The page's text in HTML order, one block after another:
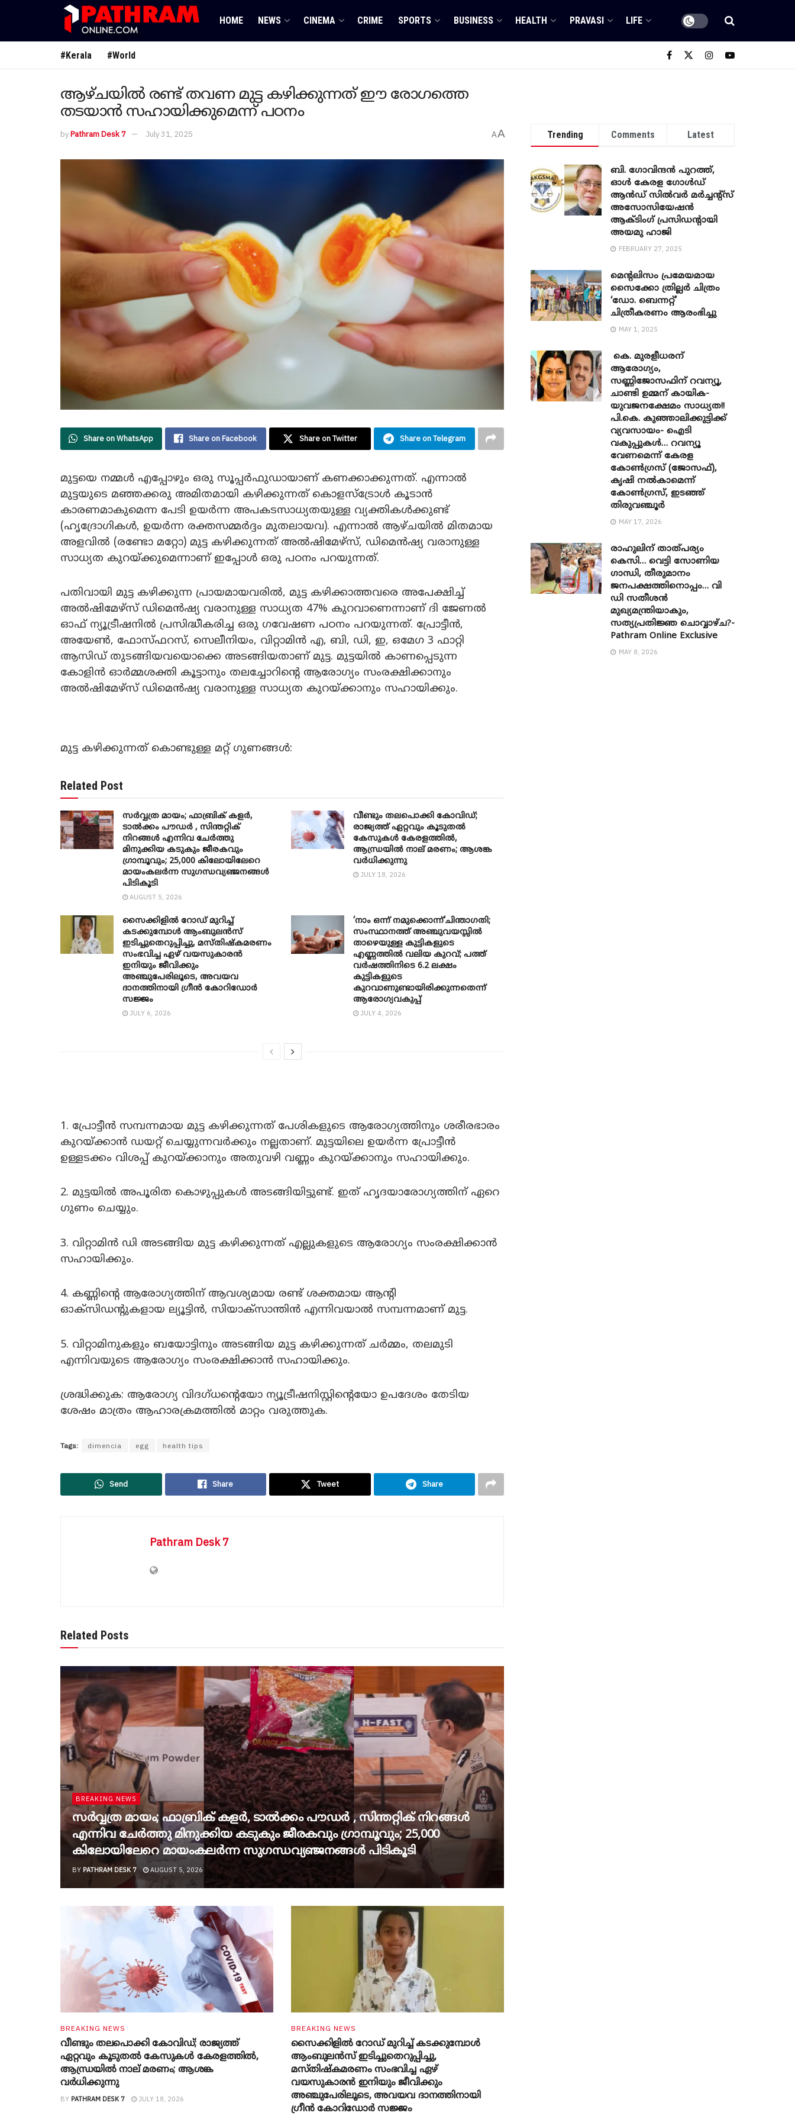
HOME NEWS CINEMA CRIME SPORTS BUSINESS HEALTH PRAVASI LIFE
#Kerala #World
ആഴ്ചയിൽ രണ്ട് തവണ മുട്ട കഴിക്കുന്നത് ഈ രോഗത്തെ
തടയാന്‍ സഹായിക്കുമെന്ന് പഠനം
byPathram Desk 7 July 31, 2025 AA
Share on WhatsApp Share on Facebook Share on Twitter Share on Telegram
മുട്ടയെ നമ്മള്‍ എപ്പോഴും ഒരു സൂപ്പർഫുഡായാണ് കണക്കാക്കുന്നത്. എന്നാൽ
മുട്ടയുടെ മഞ്ഞക്കരു അമിതമായി കഴിക്കുന്നത് കൊളസ്ട്രോൾ കൂടാന്‍
കാരണമാകുമെന്ന പേടി ഉയർന്ന അപകടസാധ്യതയുള്ള വ്യക്തികള്‍ക്കുണ്ട്
(ഹൃദ്രോഗികൾ, ഉയർന്ന രക്തസമ്മർദ്ദം മുതലായവ). എന്നാല്‍ ആഴ്ചയിൽ മിതമായ
അളവിൽ (രണ്ടോ മറ്റോ) മുട്ട കഴിക്കുന്നത് അൽഷിമേഴ്‌സ്, ഡിമെൻഷ്യ വരാനുള്ള
സാധ്യത കുറയ്ക്കുമെന്നാണ് ഇപ്പോൾ ഒരു പഠനം പറയുന്നത്.
പതിവായി മുട്ട കഴിക്കുന്ന പ്രായമായവരിൽ, മുട്ട കഴിക്കാത്തവരെ അപേക്ഷിച്ച്
അൽഷിമേഴ്‌സ് ഡിമെൻഷ്യ വരാനുള്ള സാധ്യത 47% കുറവാണെന്നാണ് ദി ജേണൽ
ഓഫ് ന്യൂട്രീഷനിൽ പ്രസിദ്ധീകരിച്ച ഒരു ഗവേഷണ പഠനം പറയുന്നത്. പ്രോട്ടീന്‍,
അയേണ്‍, ഫോസ്ഫറസ്, സെലീനിയം, വിറ്റാമിന്‍ എ, ബി, ഡി, ഇ, ഒമേഗ 3 ഫാറ്റി
ആസിഡ് തുടങ്ങിയവയൊക്കെ അടങ്ങിയതാണ് മുട്ട. മുട്ടയിൽ കാണപ്പെടുന്ന
കോളിൻ ഓര്‍മ്മശക്തി കൂട്ടാനും തലച്ചോറിന്‍റെ ആരോഗ്യം സംരക്ഷിക്കാനും
അൽഷിമേഴ്‌സ് ഡിമെൻഷ്യ വരാനുള്ള സാധ്യത കുറയ്ക്കാനും സഹായിക്കും.
മുട്ട കഴിക്കുന്നത് കൊണ്ടുള്ള മറ്റ് ഗുണങ്ങള്‍:
Related Post
സർവ്വത്ര മായം; ഫാബ്രിക് കളർ,
ടാൽക്കം പൗഡർ , സിന്തറ്റിക്
നിറങ്ങൾ എന്നിവ ചേർത്തു
മിനുക്കിയ കടുകും ജീരകവും ​
ഗ്രാമ്പൂവും; 25,000 കിലോയിലേറെ
മായംകലർന്ന സുഗന്ധവ്യഞ്ജനങ്ങൾ
പിടികൂടി
AUGUST 5, 2026
വീണ്ടും തലപൊക്കി കോവിഡ്;
രാജ്യത്ത് ഏറ്റവും കൂടുതൽ
കേസുകൾ കേരളത്തിൽ,
ആന്ധ്രയിൽ നാല് മരണം; ആശങ്ക
വർധിക്കുന്നു
JULY 18, 2026
സൈക്കിളിൽ റോഡ് മുറിച്ച്
കടക്കുമ്പോൾ ആംബുലൻസ്
ഇടിച്ചുതെറുപ്പിച്ചു, മസ്തിഷ്കമരണം
സംഭവിച്ച ഏഴ് വയസുകാരൻ
ഇനിയും ജീവിക്കും
അഞ്ചുപേരിലൂടെ, അവയവ
ദാനത്തിനായി ഗ്രീൻ കോറിഡോർ
സജ്ജം
JULY 6, 2026
‘നാം ഒന്ന് നമുക്കൊന്ന്‘ചിന്താ​ഗതി;
സംസ്ഥാനത്ത് അഞ്ചുവയസ്സിൽ
താഴെയുള്ള കുട്ടികളുടെ
എണ്ണത്തിൽ വലിയ കുറവ്; പത്ത്
വർഷത്തിനിടെ 6.2 ലക്ഷം
കുട്ടികളുടെ
കുറവാണുണ്ടായിരിക്കുന്നതെന്ന്
ആരോ​ഗ്യവകുപ്പ്
JULY 4, 2026
1. പ്രോട്ടീന്‍ സമ്പന്നമായ മുട്ട കഴിക്കുന്നത് പേശികളുടെ ആരോഗ്യത്തിനും ശരീരഭാരം
കുറയ്ക്കാന്‍ ഡയറ്റ് ചെയ്യുന്നവര്‍ക്കും നല്ലതാണ്. മുട്ടയിലെ ഉയർന്ന പ്രോട്ടീൻ
ഉള്ളടക്കം വിശപ്പ് കുറയ്ക്കാനും അതുവഴി വണ്ണം കുറയ്ക്കാനും സഹായിക്കും.
2. മുട്ടയിൽ അപൂരിത കൊഴുപ്പുകൾ അടങ്ങിയിട്ടുണ്ട്. ഇത് ഹൃദയാരോഗ്യത്തിന് ഏറെ
ഗുണം ചെയ്യും.
3. വിറ്റാമിന്‍ ഡി അടങ്ങിയ മുട്ട കഴിക്കുന്നത് എല്ലുകളുടെ ആരോഗ്യം സംരക്ഷിക്കാന്‍
സഹായിക്കും.
4. കണ്ണിന്‍റെ ആരോഗ്യത്തിന് ആവശ്യമായ രണ്ട് ശക്തമായ ആന്‍റി
ഓക്സിഡന്‍റുകളായ ല്യൂട്ടിൻ, സിയാക്സാന്തിൻ എന്നിവയാൽ സമ്പന്നമാണ് മുട്ട.
5. വിറ്റാമിനുകളും ബയോട്ടിനും അടങ്ങിയ മുട്ട കഴിക്കുന്നത് ചർമ്മം, തലമുടി
എന്നിവയുടെ ആരോഗ്യം സംരക്ഷിക്കാന്‍ സഹായിക്കും.
ശ്രദ്ധിക്കുക: ആരോഗ്യ വിദഗ്ധന്റെയോ ന്യൂട്രീഷനിസ്റ്റിന്റെയോ ഉപദേശം തേടിയ
ശേഷം മാത്രം ആഹാരക്രമത്തില്‍ മാറ്റം വരുത്തുക.
Tags: dimencia egg health tips
Send Share Tweet Share
Pathram Desk 7
Related Posts
BREAKING NEWS
സർവ്വത്ര മായം; ഫാബ്രിക് കളർ, ടാൽക്കം പൗഡർ , സിന്തറ്റിക് നിറങ്ങൾ
എന്നിവ ചേർത്തു മിനുക്കിയ കടുകും ജീരകവും ​ഗ്രാമ്പൂവും; 25,000
കിലോയിലേറെ മായംകലർന്ന സുഗന്ധവ്യഞ്ജനങ്ങൾ പിടികൂടി
BY PATHRAM DESK 7 AUGUST 5, 2026
BREAKING NEWS
വീണ്ടും തലപൊക്കി കോവിഡ്; രാജ്യത്ത്
ഏറ്റവും കൂടുതൽ കേസുകൾ കേരളത്തിൽ,
ആന്ധ്രയിൽ നാല് മരണം; ആശങ്ക
വർധിക്കുന്നു
BY PATHRAM DESK 7 JULY 18, 2026
BREAKING NEWS
സൈക്കിളിൽ റോഡ് മുറിച്ച് കടക്കുമ്പോൾ
ആംബുലൻസ് ഇടിച്ചുതെറുപ്പിച്ചു,
മസ്തിഷ്കമരണം സംഭവിച്ച ഏഴ്
വയസുകാരൻ ഇനിയും ജീവിക്കും
അഞ്ചുപേരിലൂടെ, അവയവ ദാനത്തിനായി
ഗ്രീൻ കോറിഡോർ സജ്ജം
Trending Comments Latest
ബി. ​ഗോവിന്ദൻ പുറത്ത്,
ഓൾ കേരള ഗോൾഡ്
ആൻഡ് സിൽവർ മർച്ചന്റ്സ്
അസോസിയേഷൻ
ആക്ടിംഗ് പ്രസിഡന്റായി
അയമു ഹാജി
FEBRUARY 27, 2025
മെന്‍റലിസം പ്രമേയമായ
സൈക്കോ ത്രില്ലർ ചിത്രം
‘ഡോ. ബെന്നറ്റ്’
ചിത്രീകരണം ആരംഭിച്ചു
MAY 1, 2025
കെ. മുരളീധരന്
ആരോഗ്യം,
സണ്ണിജോസഫിന് റവന്യൂ,
ചാണ്ടി ഉമ്മന് കായിക-
യുവജനക്ഷേമം സാധ്യത!!
പി.കെ. കുഞ്ഞാലിക്കുട്ടിക്ക്
വ്യവസായം- ഐടി
വകുപ്പുകൾ… റവന്യൂ
വേണമെന്ന് കേരള
കോൺഗ്രസ് (ജോസഫ്),
കൃഷി നൽകാമെന്ന്
കോൺഗ്രസ്, ഇടഞ്ഞ്
തിരുവഞ്ചൂർ
MAY 17, 2026
രാഹുലിന് താത്പര്യം
കെസി… വെട്ടി സോണിയ ​
ഗാന്ധി, തീരുമാനം
ജനപക്ഷത്തിനൊപ്പം… വി
ഡി സതീശൻ
മുഖ്യമന്ത്രിയാകും,
സത്യപ്രതിജ്ഞ ചൊവ്വാഴ്ച?-
Pathram Online Exclusive
MAY 8, 2026